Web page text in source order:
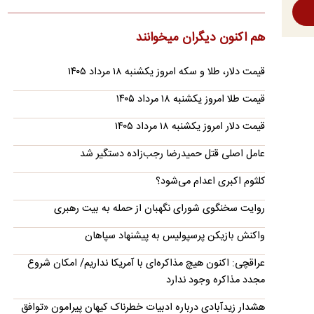
ماجرای قبض‌های نجومی برق چیست؟
را بلند کرده که توانیر علت را عبور از الگوی مصرف و ورود به…
نیویورک تایمز:
پس از شروط شش‌گانه ذوالقدر؛ امیدها به توافق با
عمان کاهش یافت؟
نیویورک‌تایمز درباره شروط شش‌گانه محمدباقر ذوالقدر برای
بازگشایی تنگه هرمز، نوشت این شروط، انتظارات درباره اینکه
توافق…
پلنگ ایرانی در سالوک دیده شد
پلنگ ایرانی در سالوک خراسان شمالی دوباره مقابل دوربین رفت تا
این زیستگاه کوهستانی بار دیگر به عنوان یکی از پناهگاه‌های…
عرضه اولیه احیا؛ راهنمای ثبت سفارش، نقدینگی مورد
نیاز و خرید بیمه سهام
جزئیات دقیق مبلغ شارژ حساب، زمان ثبت سفارش آنلاین و فرمول
شگفت‌انگیز سود تضمین‌شده یک‌ساله برای سهامداران حقیقی که
هم اکنون دیگران میخوانند
قیمت دلار، طلا و سکه امروز یکشنبه ۱۸ مرداد ۱۴۰۵
قیمت طلا امروز یکشنبه ۱۸ مرداد ۱۴۰۵
قیمت دلار امروز یکشنبه ۱۸ مرداد ۱۴۰۵
عامل اصلی قتل حمیدرضا رجب‌زاده دستگیر شد
کلثوم اکبری اعدام می‌شود؟
روایت سخنگوی شورای نگهبان از حمله به بیت رهبری
واکنش بازیکن پرسپولیس به پیشنهاد سپاهان
عراقچی: اکنون هیچ مذاکره‌ای با آمریکا نداریم/ امکان شروع
مجدد مذاکره وجود ندارد
هشدار زیدآبادی درباره ادبیات خطرناک کیهان پیرامون «توافق